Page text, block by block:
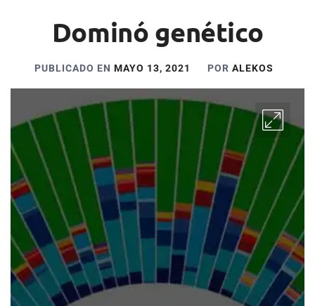
Dominó genético
PUBLICADO EN MAYO 13, 2021 POR ALEKOS